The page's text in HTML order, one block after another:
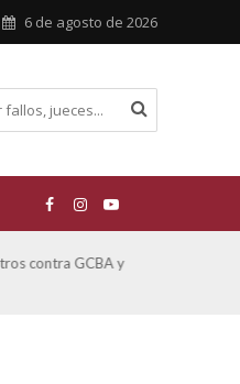
6 de agosto de 2026
contra GCBA y